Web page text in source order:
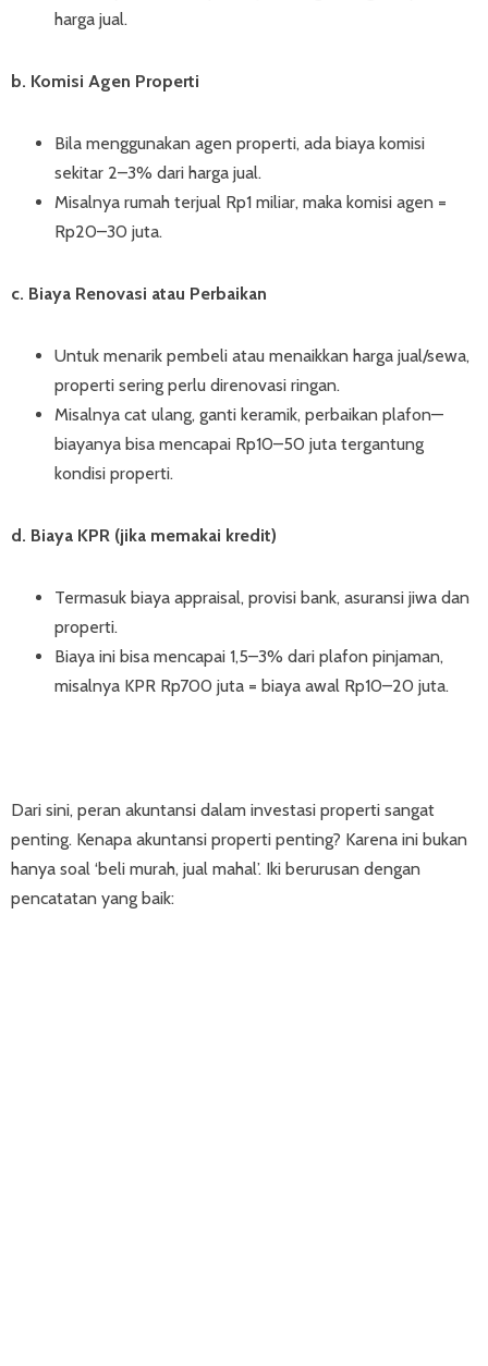
harga jual.
b. Komisi Agen Properti
Bila menggunakan agen properti, ada biaya komisi
sekitar 2–3% dari harga jual.
Misalnya rumah terjual Rp1 miliar, maka komisi agen =
Rp20–30 juta.
c. Biaya Renovasi atau Perbaikan
Untuk menarik pembeli atau menaikkan harga jual/sewa,
properti sering perlu direnovasi ringan.
Misalnya cat ulang, ganti keramik, perbaikan plafon—
biayanya bisa mencapai Rp10–50 juta tergantung
kondisi properti.
d. Biaya KPR (jika memakai kredit)
Termasuk biaya appraisal, provisi bank, asuransi jiwa dan
properti.
Biaya ini bisa mencapai 1,5–3% dari plafon pinjaman,
misalnya KPR Rp700 juta = biaya awal Rp10–20 juta.
Dari sini, peran akuntansi dalam investasi properti sangat
penting. Kenapa akuntansi properti penting? Karena ini bukan
hanya soal ‘beli murah, jual mahal’. Iki berurusan dengan
pencatatan yang baik: